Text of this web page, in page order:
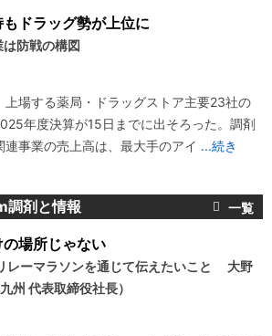
ドラッグ勢が上位に
防戦の構図
上場する薬局・ドラッグストア主要23社の
年度決算が15日までに出そろった。調剤
連事業の売上高は、最大手のアイ ...続き
剤と情報
場所じゃない
レーマラソンを通じて伝えたいこと 大野
州 代表取締役社長）